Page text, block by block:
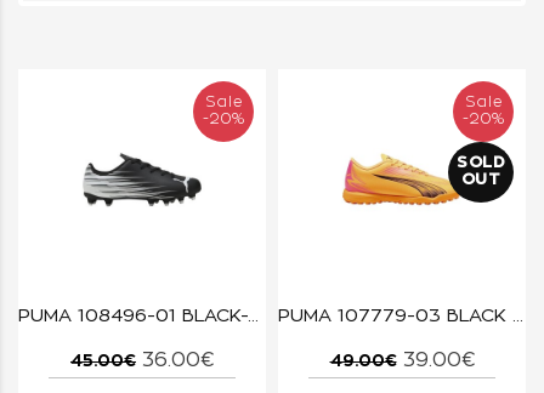
Sale
-20%
PUMA 108496-01 BLACK-WHITE ATTACANTO
45.00€ 36.00€
Sale
-20%
SOLD
OUT
PUMA 107779-03 BLACK ULTRA PLAY
49.00€ 39.00€